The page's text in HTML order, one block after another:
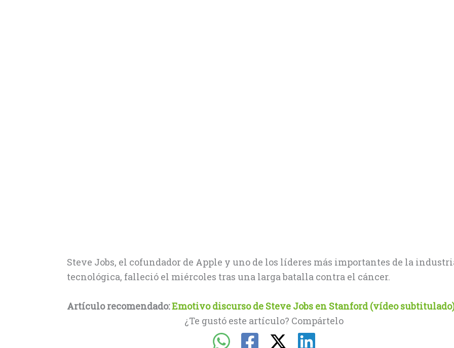
Steve Jobs, el cofundador de Apple y uno de los líderes más importantes de la
tecnológica, falleció el miércoles tras una larga batalla contra el cáncer.
Artículo recomendado:Emotivo discurso de Steve Jobs en Stanford (vídeo
¿Te gustó este artículo? Compártelo